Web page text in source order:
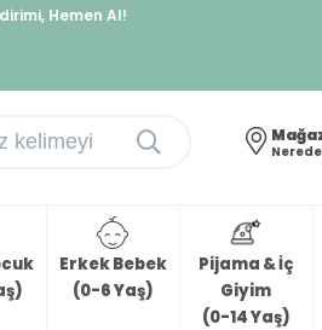
Hemen Al!
Erkek Bebek
(0-6 Yaş)
Pijama & İç
Giyim
(0-14 Yaş)